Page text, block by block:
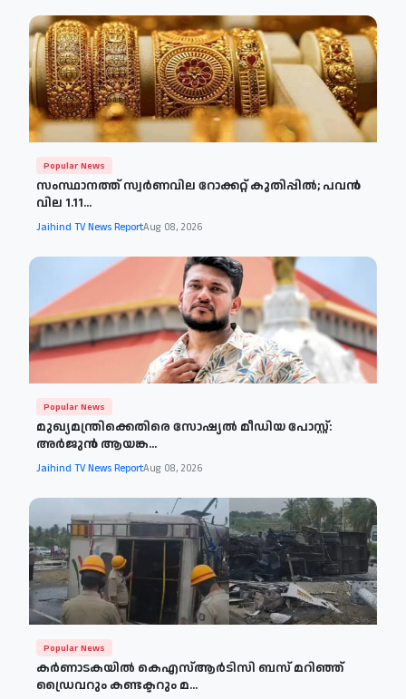
Popular News
സംസ്ഥാനത്ത് സ്വർണവില റോക്കറ്റ് കുതിപ്പിൽ; പവൻ
വില 1.11...
Jaihind TV News ReportAug 08, 2026
Popular News
മുഖ്യമന്ത്രിക്കെതിരെ സോഷ്യൽ മീഡിയ പോസ്റ്റ്:
അർജുൻ ആയങ്ക...
Jaihind TV News ReportAug 08, 2026
Popular News
കർണാടകയിൽ കെഎസ്ആർടിസി ബസ് മറിഞ്ഞ്
ഡ്രൈവറും കണ്ടക്ടറും മ...